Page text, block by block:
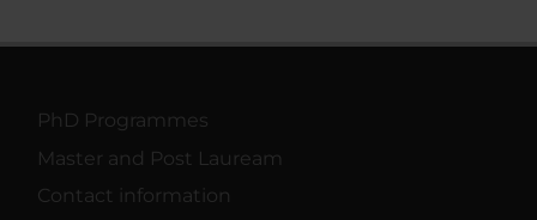
PhD Programmes
Master and Post Lauream
Contact information